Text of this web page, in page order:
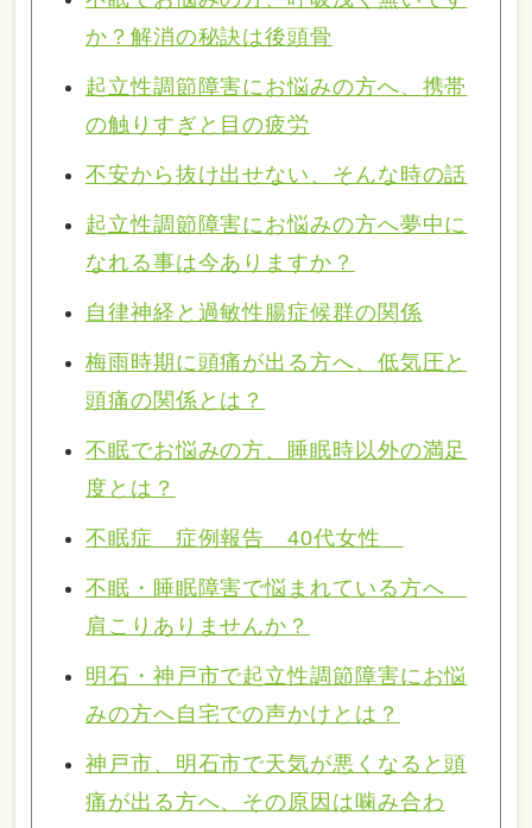
か？解消の秘訣は後頭骨
起立性調節障害にお悩みの方へ、携帯
の触りすぎと目の疲労
不安から抜け出せない、そんな時の話
起立性調節障害にお悩みの方へ夢中に
なれる事は今ありますか？
自律神経と過敏性腸症候群の関係
梅雨時期に頭痛が出る方へ、低気圧と
頭痛の関係とは？
不眠でお悩みの方、睡眠時以外の満足
度とは？
不眠症 症例報告 40代女性
不眠・睡眠障害で悩まれている方へ
肩こりありませんか？
明石・神戸市で起立性調節障害にお悩
みの方へ自宅での声かけとは？
神戸市、明石市で天気が悪くなると頭
痛が出る方へ、その原因は噛み合わ